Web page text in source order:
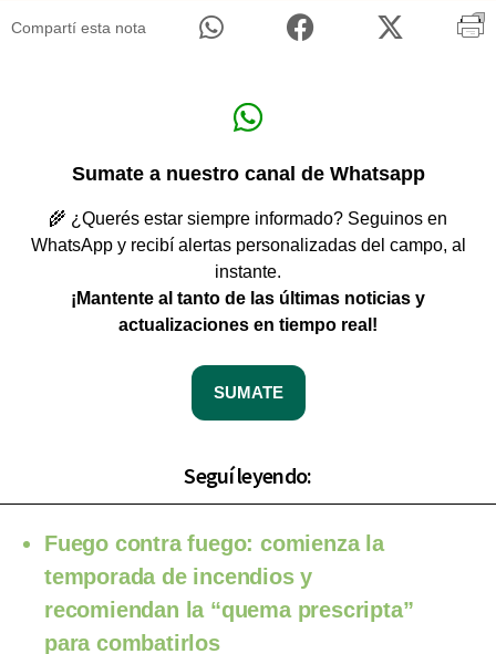
Compartí esta nota
Sumate a nuestro canal de Whatsapp
🌾 ¿Querés estar siempre informado? Seguinos en
WhatsApp y recibí alertas personalizadas del campo, al
instante.
¡Mantente al tanto de las últimas noticias y
actualizaciones en tiempo real!
SUMATE
Seguí leyendo:
Fuego contra fuego: comienza la
temporada de incendios y
recomiendan la “quema prescripta”
para combatirlos